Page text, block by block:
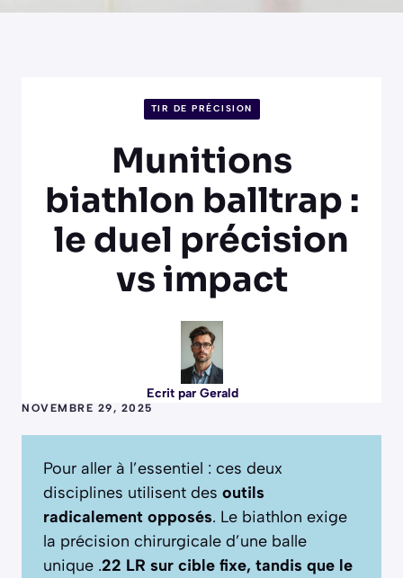
TIR DE PRÉCISION
Munitions
biathlon balltrap :
le duel précision
vs impact
Ecrit par Gerald
NOVEMBRE 29, 2025
Pour aller à l’essentiel : ces deux
disciplines utilisent des outils
radicalement opposés. Le biathlon exige
la précision chirurgicale d’une balle
unique .22 LR sur cible fixe, tandis que le